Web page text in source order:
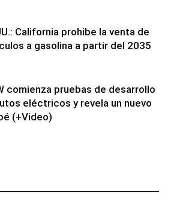
California prohibe la venta de
a gasolina a partir del 2035
comienza pruebas de desarrollo
eléctricos y revela un nuevo
(+Video)